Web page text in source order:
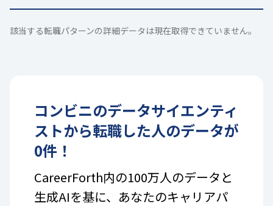
該当する転職パターンの詳細データは現在取得できていません。
コンビニのデータサイエンティ
ストから転職した人のデータが
0件！
CareerForth内の100万人のデータと
生成AIを基に、あなたのキャリアパ